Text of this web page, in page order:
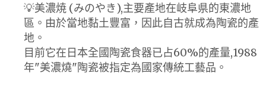
💡美濃焼 (みのやき),主要產地在岐阜県的東濃地
區。由於當地黏土豐富，因此自古就成為陶瓷的產
地。
目前它在日本全國陶瓷食器已占60%的產量,1988
年"美濃燒"陶瓷被指定為國家傳統工藝品。